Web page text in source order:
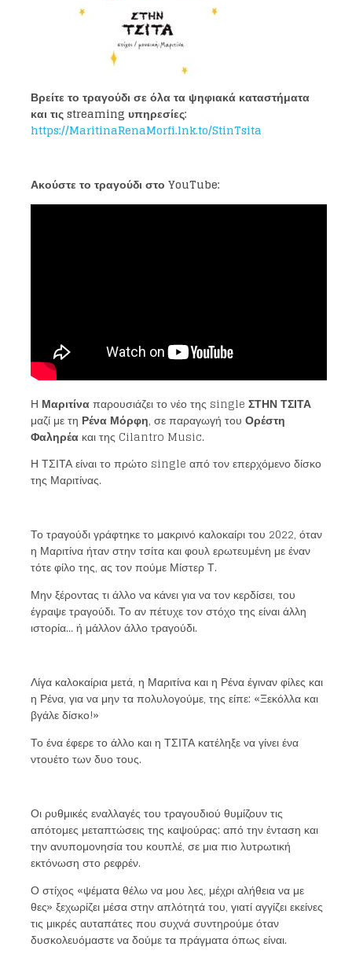
Βρείτε το τραγούδι σε όλα τα ψηφιακά καταστήματα
και τιςstreaming υπηρεσίες:
https://MaritinaRenaMorfi.lnk.to/StinTsita
Ακούστε το τραγούδι στο YouTube:
Η Μαριτίναπαρουσιάζει το νέο της single ΣΤΗΝ ΤΣΙΤΑ
μαζί με τη Ρένα Μόρφη, σε παραγωγή του Ορέστη
Φαληρέακαι της Cilantro Music.
Η ΤΣΙΤΑ είναι το πρώτο single από τον επερχόμενο δίσκο
της Μαριτίνας.
Το τραγούδι γράφτηκε το μακρινό καλοκαίρι του 2022, όταν
η Μαριτίνα ήταν στην τσίτα και φουλ ερωτευμένη με έναν
τότε φίλο της, ας τον πούμε Μίστερ Τ.
Μην ξέροντας τι άλλο να κάνει για να τον κερδίσει, του
έγραψε τραγούδι. Το αν πέτυχε τον στόχο της είναι άλλη
ιστορία… ή μάλλον άλλο τραγούδι.
Λίγα καλοκαίρια μετά, η Μαριτίνα και η Ρένα έγιναν φίλες και
η Ρένα, για να μην τα πολυλογούμε, της είπε: «Ξεκόλλα και
βγάλε δίσκο!»
Το ένα έφερε το άλλο και η ΤΣΙΤΑ κατέληξε να γίνει ένα
ντουέτο των δυο τους.
Οι ρυθμικές εναλλαγές του τραγουδιού θυμίζουν τις
απότομες μεταπτώσεις της καψούρας: από την ένταση και
την ανυπομονησία του κουπλέ, σε μια πιο λυτρωτική
εκτόνωση στο ρεφρέν.
Ο στίχος «ψέματα θέλω να μου λες, μέχρι αλήθεια να με
θες» ξεχωρίζει μέσα στην απλότητά του, γιατί αγγίζει εκείνες
τις μικρές αυταπάτες που συχνά συντηρούμε όταν
δυσκολευόμαστε να δούμε τα πράγματα όπως είναι.